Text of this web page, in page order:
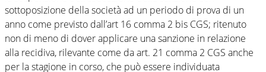
sottoposizione della società ad un periodo di prova di un
anno come previsto dall’art 16 comma 2 bis CGS; ritenuto
non di meno di dover applicare una sanzione in relazione
alla recidiva, rilevante come da art. 21 comma 2 CGS anche
per la stagione in corso, che può essere individuata